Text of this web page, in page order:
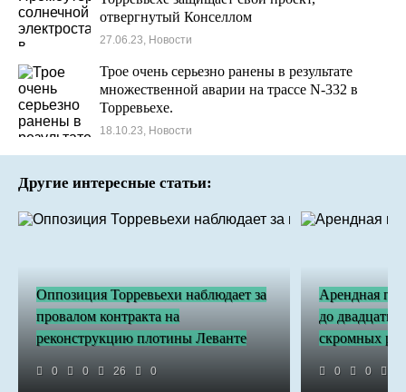
отвергнутый Конселлом
27.06.23, Новости
Трое очень серьезно ранены в результате
множественной аварии на трассе N-332 в
Торревьехе.
18.10.23, Новости
Другие интересные статьи:
Оппозиция Торревьехи наблюдает за
провалом контракта на
реконструкцию плотины Леванте
0 0 26 0
Арендная
до двадцати
скромных
0 0